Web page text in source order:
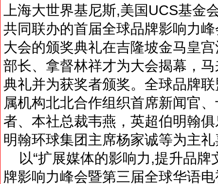
上海大世界基尼斯,美国UCS基金
共同联办的首届全球品牌影响力
大会的颁奖典礼在吉隆坡金马皇
部长、拿督林祥才为大会揭幕，
典礼并为获奖者颁奖。全球品牌
属机构北北合作组织首席新闻官
者、本社总裁韦燕，英超伯明翰
明翰环球集团主席杨家诚等为主
以“扩展媒体的影响力,提升品牌
牌影响力峰会暨第三届全球华语